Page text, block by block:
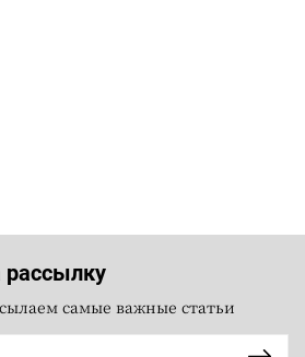
рассылку
самые важные статьи